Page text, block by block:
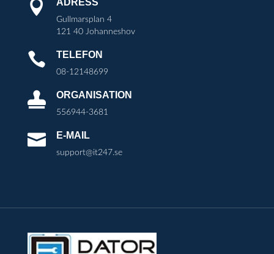

Gullmarsplan 4
121 40 Johanneshov
 TELEFON
08-12148699
 ORGANISATION
556944-3681
 E-MAIL
support@it247.se